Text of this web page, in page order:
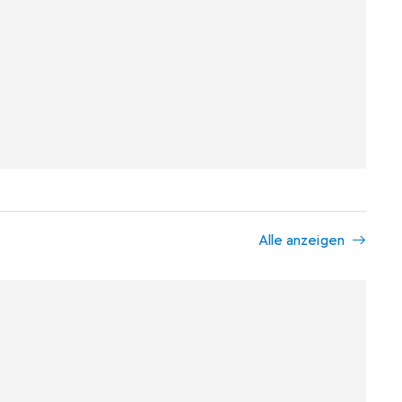
Alle anzeigen